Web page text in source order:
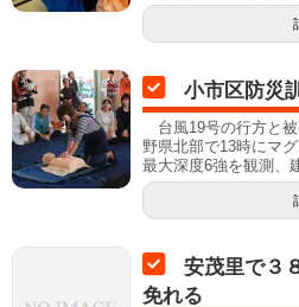
小市区防災
台風19号の行方と
野県北部で13時にマ
最大深度6強を観測、
安茂里で３
免れる